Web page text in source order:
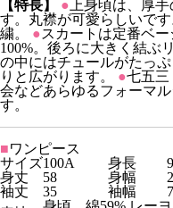
【特長】 ● 上身頃は、厚
す。丸襟が可愛らしいで
繍。 ●スカートは定番ベ
100%。後ろに大きく結ぶ
の中にはチュールがたっ
りと広がります。 ●七五三
会などあらゆるフォーマ
す。
■ワンピース
サイズ100A 身長
身丈
58 身幅
袖丈
35 袖幅